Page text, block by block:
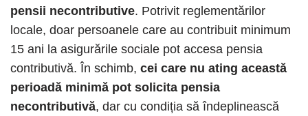
pensii necontributive. Potrivit reglementărilor
locale, doar persoanele care au contribuit minimum
15 ani la asigurările sociale pot accesa pensia
contributivă. În schimb, cei care nu ating această
perioadă minimă pot solicita pensia
necontributivă, dar cu condiția să îndeplinească